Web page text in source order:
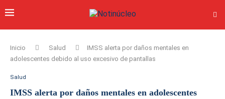
Inicio Salud
IMSS alerta por daños mentales en
adolescentes debido al uso excesivo de pantallas
Salud
IMSS alerta por daños mentales en adolescentes